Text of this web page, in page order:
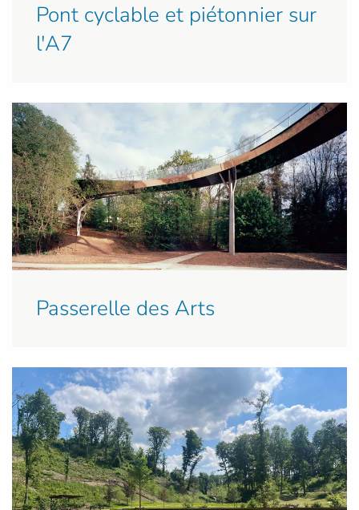
Pont cyclable et piétonnier sur
l'A7
Passerelle des Arts